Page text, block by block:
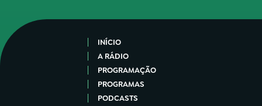
INÍCIO
A RÁDIO
PROGRAMAÇÃO
PROGRAMAS
PODCASTS